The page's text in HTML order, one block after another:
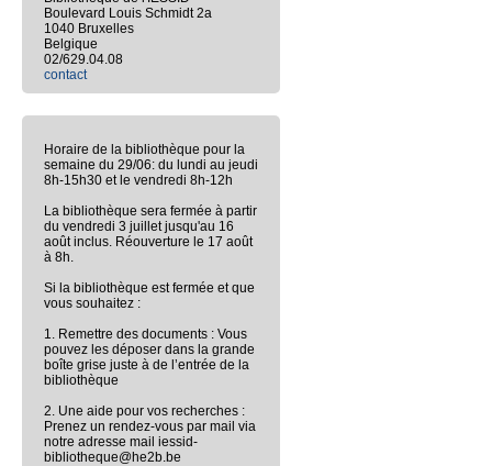
Boulevard Louis Schmidt 2a
1040 Bruxelles
Belgique
02/629.04.08
contact
Horaire de la bibliothèque pour la
semaine du 29/06: du lundi au jeudi
8h-15h30 et le vendredi 8h-12h
La bibliothèque sera fermée à partir
du vendredi 3 juillet jusqu'au 16
août inclus. Réouverture le 17 août
à 8h.
Si la bibliothèque est fermée et que
vous souhaitez :
1. Remettre des documents : Vous
pouvez les déposer dans la grande
boîte grise juste à de l’entrée de la
bibliothèque
2. Une aide pour vos recherches :
Prenez un rendez-vous par mail via
notre adresse mail iessid-
bibliotheque@he2b.be